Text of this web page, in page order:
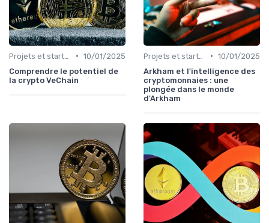
• 10/01/2025
Comprendre le potentiel de
la crypto VeChain
• 10/01/2025
Arkham et l'intelligence des
cryptomonnaies : une
plongée dans le monde
d'Arkham